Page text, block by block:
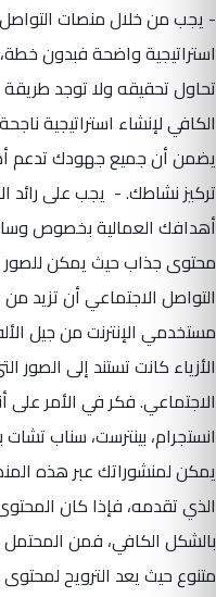
- يجب من خلال منصات
استراتيجية واضحة فبدون
تحاول تحقيقه ولا توجد طريقة
الكافي لإنشاء استراتيجية
يضمن أن جميع جهودك
تركيز نشاطك.- يجب على رائد
أهدافك العمالية بخصوص
محتوى جذاب حيث يمكن للصور
التواصل الاجتماعي أن تزيد
الأزياء كانت تستند إلى
الاجتماعي. فكر في الأمر على
انستجرام، بينترست، سناب
يمكن لمنشوراتك عبر هذه
الذي تقدمه، فإذا كان
بالشكل الكافي، فمن
متنوع حيث يعد الترويح